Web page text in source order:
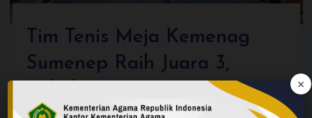
×
Tim Tenis Meja Kemenag
Sumenep Raih Juara 3,